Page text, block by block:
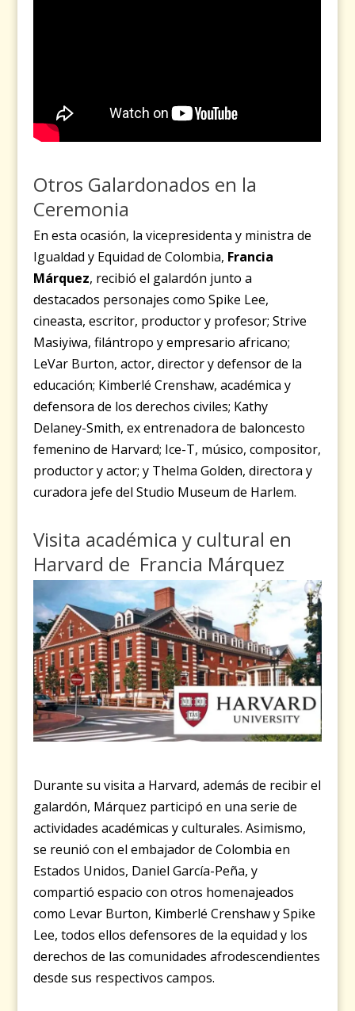
Otros Galardonados en la
Ceremonia
En esta ocasión, la vicepresidenta y ministra de
Igualdad y Equidad de Colombia, Francia
Márquez, recibió el galardón junto a
destacados personajes como Spike Lee,
cineasta, escritor, productor y profesor; Strive
Masiyiwa, filántropo y empresario africano;
LeVar Burton, actor, director y defensor de la
educación; Kimberlé Crenshaw, académica y
defensora de los derechos civiles; Kathy
Delaney-Smith, ex entrenadora de baloncesto
femenino de Harvard; Ice-T, músico, compositor,
productor y actor; y Thelma Golden, directora y
curadora jefe del Studio Museum de Harlem.
Visita académica y cultural en
Harvard de Francia Márquez
Durante su visita a Harvard, además de recibir el
galardón, Márquez participó en una serie de
actividades académicas y culturales. Asimismo,
se reunió con el embajador de Colombia en
Estados Unidos, Daniel García-Peña, y
compartió espacio con otros homenajeados
como Levar Burton, Kimberlé Crenshaw y Spike
Lee, todos ellos defensores de la equidad y los
derechos de las comunidades afrodescendientes
desde sus respectivos campos.